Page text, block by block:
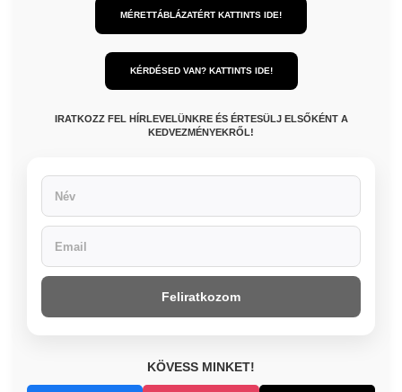
MÉRETTÁBLÁZATÉRT KATTINTS IDE!
KÉRDÉSED VAN? KATTINTS IDE!
IRATKOZZ FEL HÍRLEVELÜNKRE ÉS ÉRTESÜLJ ELSŐKÉNT A
KEDVEZMÉNYEKRŐL!
Feliratkozom
KÖVESS MINKET!